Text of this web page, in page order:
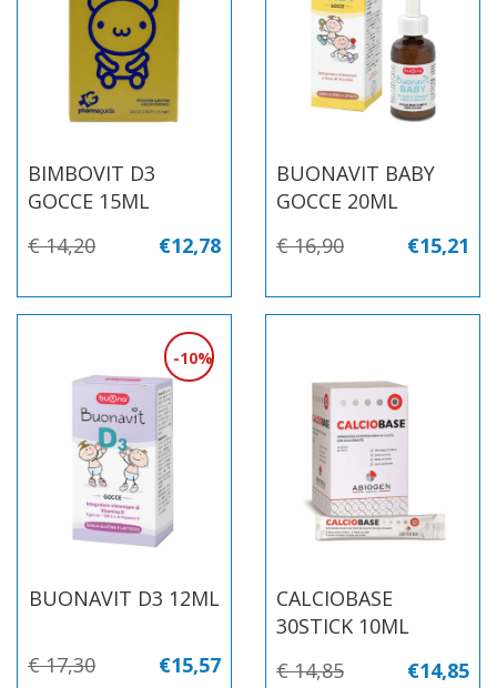
BIMBOVIT D3
GOCCE 15ML
€ 14,20 €12,78
BUONAVIT BABY
GOCCE 20ML
€ 16,90 €15,21
BUONAVIT D3 12ML
10%
€ 17,30 €15,57
CALCIOBASE
30STICK 10ML
€14,85
€ 14,85